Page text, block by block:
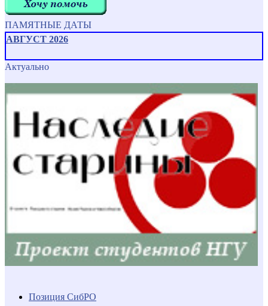
ПАМЯТНЫЕ ДАТЫ
АВГУСТ 2026
Актуально
Позиция СибРО